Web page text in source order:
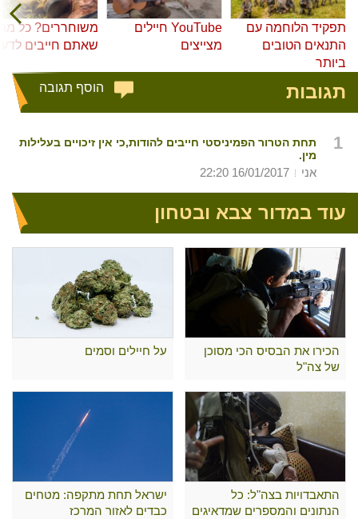
תפקיד הלוחמה עם
התנאים הטובים
ביותר
YouTube חיילים
מצייצים
משוחררים? כל
שאתם חייבים
תגובות הוסף תגובה
1
תחת הטרור הפמיניסטי חייבים להודות,כי אין זיכויים בעלילות
מין.
אני
עוד במדור צבא ובטחון
הכירו את הבסיס הכי מסוכן
של צה"ל
על חיילים וסמים
התאבדויות בצה"ל: כל
הנתונים והמספרים שמדאיגים
ישראל תחת מתקפה: מטחים
כבדים לאזור המרכז